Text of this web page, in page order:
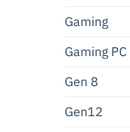
Gaming
Gaming PC
Gen 8
Gen12